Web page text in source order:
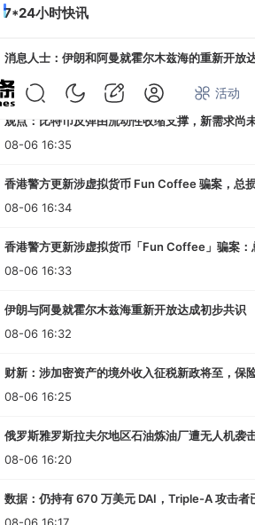
快讯 专题 活动
7*24小时快讯
消息人士：伊朗和阿曼就霍尔木兹海的重新开放
08-06 16:44
观点：比特币反弹由流动性收缩支撑，新需求尚
08-06 16:35
香港警方更新涉虚拟货币 Fun Coffee 骗案，总
08-06 16:34
香港警方更新涉虚拟货币「Fun Coffee」骗案
08-06 16:33
伊朗与阿曼就霍尔木兹海重新开放达成初步共识
08-06 16:32
财新：涉加密资产的境外收入征税新政将至，保
08-06 16:25
俄罗斯雅罗斯拉夫尔地区石油炼油厂遭无人机袭
08-06 16:20
数据：仍持有 670 万美元 DAI，Triple-A 攻击